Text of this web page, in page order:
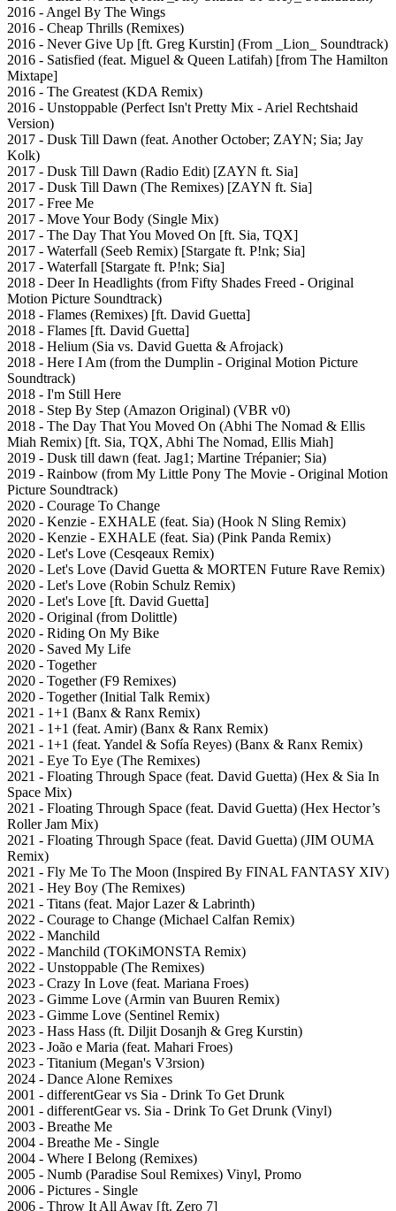
2016 - Angel By The Wings
2016 - Cheap Thrills (Remixes)
2016 - Never Give Up [ft. Greg Kurstin] (From _Lion_ Soundtrack)
2016 - Satisfied (feat. Miguel & Queen Latifah) [from The Hamilton
Mixtape]
2016 - The Greatest (KDA Remix)
2016 - Unstoppable (Perfect Isn't Pretty Mix - Ariel Rechtshaid
Version)
2017 - Dusk Till Dawn (feat. Another October; ZAYN; Sia; Jay
Kolk)
2017 - Dusk Till Dawn (Radio Edit) [ZAYN ft. Sia]
2017 - Dusk Till Dawn (The Remixes) [ZAYN ft. Sia]
2017 - Free Me
2017 - Move Your Body (Single Mix)
2017 - The Day That You Moved On [ft. Sia, TQX]
2017 - Waterfall (Seeb Remix) [Stargate ft. P!nk; Sia]
2017 - Waterfall [Stargate ft. P!nk; Sia]
2018 - Deer In Headlights (from Fifty Shades Freed - Original
Motion Picture Soundtrack)
2018 - Flames (Remixes) [ft. David Guetta]
2018 - Flames [ft. David Guetta]
2018 - Helium (Sia vs. David Guetta & Afrojack)
2018 - Here I Am (from the Dumplin - Original Motion Picture
Soundtrack)
2018 - I'm Still Here
2018 - Step By Step (Amazon Original) (VBR v0)
2018 - The Day That You Moved On (Abhi The Nomad & Ellis
Miah Remix) [ft. Sia, TQX, Abhi The Nomad, Ellis Miah]
2019 - Dusk till dawn (feat. Jag1; Martine Trépanier; Sia)
2019 - Rainbow (from My Little Pony The Movie - Original Motion
Picture Soundtrack)
2020 - Courage To Change
2020 - Kenzie - EXHALE (feat. Sia) (Hook N Sling Remix)
2020 - Kenzie - EXHALE (feat. Sia) (Pink Panda Remix)
2020 - Let's Love (Cesqeaux Remix)
2020 - Let's Love (David Guetta & MORTEN Future Rave Remix)
2020 - Let's Love (Robin Schulz Remix)
2020 - Let's Love [ft. David Guetta]
2020 - Original (from Dolittle)
2020 - Riding On My Bike
2020 - Saved My Life
2020 - Together
2020 - Together (F9 Remixes)
2020 - Together (Initial Talk Remix)
2021 - 1+1 (Banx & Ranx Remix)
2021 - 1+1 (feat. Amir) (Banx & Ranx Remix)
2021 - 1+1 (feat. Yandel & Sofía Reyes) (Banx & Ranx Remix)
2021 - Eye To Eye (The Remixes)
2021 - Floating Through Space (feat. David Guetta) (Hex & Sia In
Space Mix)
2021 - Floating Through Space (feat. David Guetta) (Hex Hector’s
Roller Jam Mix)
2021 - Floating Through Space (feat. David Guetta) (JIM OUMA
Remix)
2021 - Fly Me To The Moon (Inspired By FINAL FANTASY XIV)
2021 - Hey Boy (The Remixes)
2021 - Titans (feat. Major Lazer & Labrinth)
2022 - Courage to Change (Michael Calfan Remix)
2022 - Manchild
2022 - Manchild (TOKiMONSTA Remix)
2022 - Unstoppable (The Remixes)
2023 - Crazy In Love (feat. Mariana Froes)
2023 - Gimme Love (Armin van Buuren Remix)
2023 - Gimme Love (Sentinel Remix)
2023 - Hass Hass (ft. Diljit Dosanjh & Greg Kurstin)
2023 - João e Maria (feat. Mahari Froes)
2023 - Titanium (Megan's V3rsion)
2024 - Dance Alone Remixes
2001 - differentGear vs Sia - Drink To Get Drunk
2001 - differentGear vs. Sia - Drink To Get Drunk (Vinyl)
2003 - Breathe Me
2004 - Breathe Me - Single
2004 - Where I Belong (Remixes)
2005 - Numb (Paradise Soul Remixes) Vinyl, Promo
2006 - Pictures - Single
2006 - Throw It All Away [ft. Zero 7]